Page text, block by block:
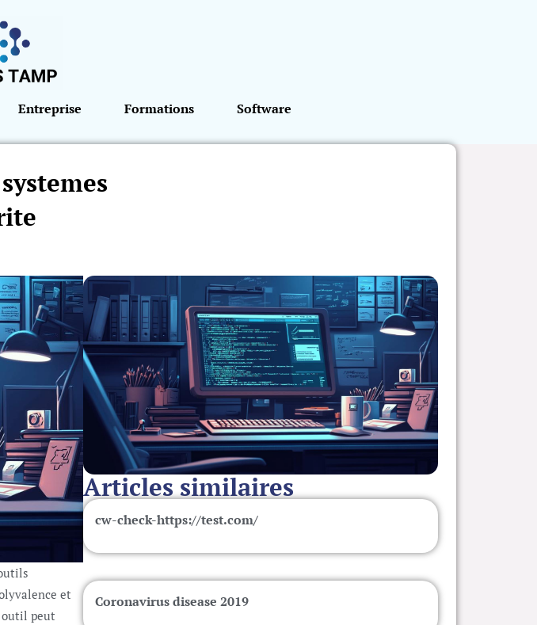
Entreprise Formations Software
et
outil peut
Articles similaires
cw-check-https://test.com/
Coronavirus disease 2019